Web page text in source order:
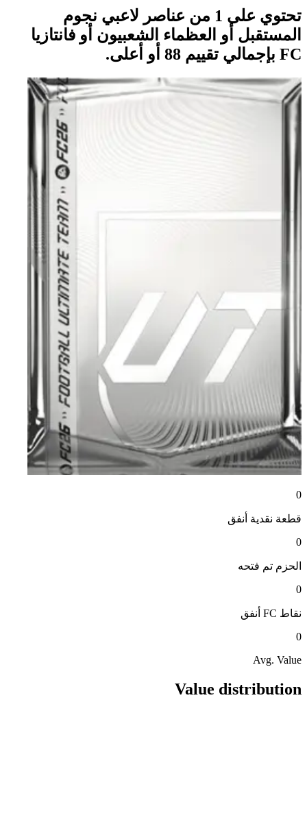
تحتوي على 1 من عناصر لاعبي نجوم
المستقبل أو العظماء الشعبيون أو فانتازيا
FC بإجمالي تقييم 88 أو أعلى.
0
قطعة نقدية أنفق
0
الحزم تم فتحه
0
نقاط FC
أنفق
0
Avg. Value
Value distribution